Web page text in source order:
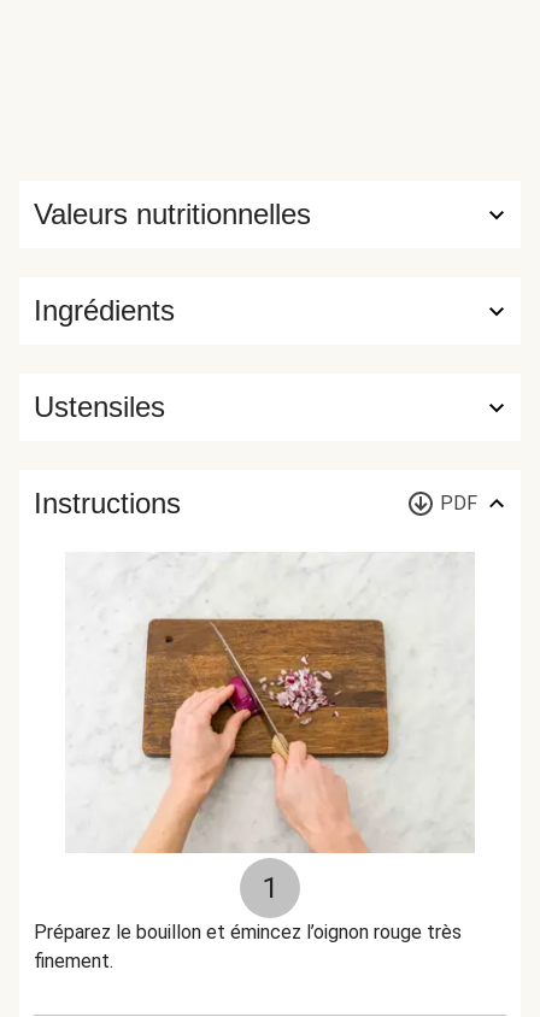
Ingrédients
Valeurs nutritionnelles
Ustensiles
Instructions PDF
1
Préparez le bouillon et émincez l’oignon rouge très
finement.